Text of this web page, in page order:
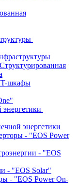
шкафы
энергетики
- "EOS Power
- "EOS
- "EOS Solar"
- "EOS Power On-